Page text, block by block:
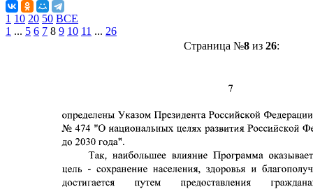
1 10 20 50 ВСЕ
1 ... 5 6 7 8 9 10 11 ... 26
Страница №8из 26: